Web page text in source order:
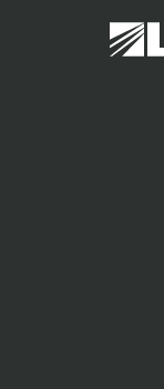
Lindsay.
Link